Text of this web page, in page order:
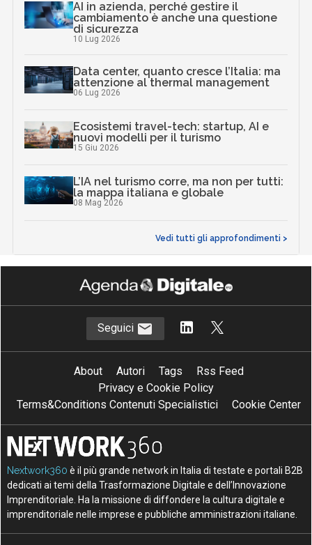
AI in azienda, perché gestire il
cambiamento è anche una questione
di sicurezza
10 Lug 2026
Data center, quanto cresce l’Italia: ma
attenzione al thermal management
06 Lug 2026
Ecosistemi travel-tech: startup, AI e
nuovi modelli per il turismo
15 Giu 2026
L’IA nel turismo corre, ma non per tutti:
la mappa italiana e globale
08 Mag 2026
Vedi tutti gli approfondimenti >
Seguici
About Autori Tags
Rss Feed
Privacy e Cookie Policy
Terms&Conditions Contenuti Specialistici
Cookie Center
Nextwork360 è il più grande network in Italia di testate e portali B2B
dedicati ai temi della Trasformazione Digitale e dell’Innovazione
Imprenditoriale. Ha la missione di diffondere la cultura digitale e
imprenditoriale nelle imprese e pubbliche amministrazioni italiane.